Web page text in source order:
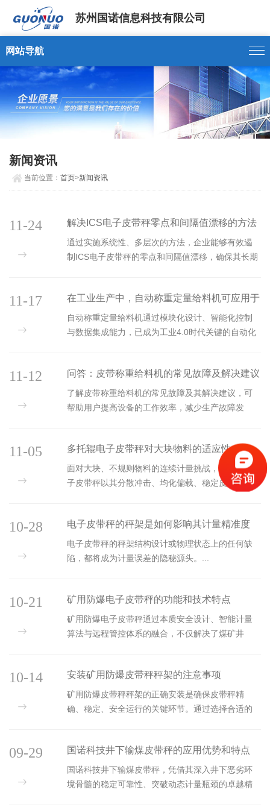
苏州国诺信息科技有限公司
网站导航
新闻资讯
当前位置：首页>新闻资讯
解决ICS电子皮带秤零点和间隔值漂移的方法
通过实施系统性、多层次的方法，企业能够有效遏
制ICS电子皮带秤的零点和间隔值漂移，确保其长期
11-24
在工业生产中，自动称重定量给料机可应用于
哪些系统方案中？
自动称重定量给料机通过模块化设计、智能化控制
与数据集成能力，已成为工业4.0时代关键的自动化
品质量，更推动了传统工业向数字化、网络化方向
转型升级。...
11-17
问答：皮带称重给料机的常见故障及解决建议
了解皮带称重给料机的常见故障及其解决建议，可
帮助用户提高设备的工作效率，减少生产故障发
11-12
多托辊电子皮带秤对大块物料的适应性
面对大块、不规则物料的连续计量挑战，多托辊电
子皮带秤以其分散冲击、均化偏载、稳定皮带、消
11-05
电子皮带秤的秤架是如何影响其计量精准度
的？
电子皮带秤的秤架结构设计或物理状态上的任何缺
陷，都将成为计量误差的隐秘源头。...
10-28
矿用防爆电子皮带秤的功能和技术特点
矿用防爆电子皮带秤通过本质安全设计、智能计量
算法与远程管控体系的融合，不仅解决了煤矿井
进。...
10-21
安装矿用防爆皮带秤秤架的注意事项
矿用防爆皮带秤秤架的正确安装是确保皮带秤精
确、稳定、安全运行的关键环节。通过选择合适的
并进行定期检查与维护，可以有效提高皮带秤的工
作效率和计量精度。...
10-14
国诺科技井下输煤皮带秤的应用优势和特点
国诺科技井下输煤皮带秤，凭借其深入井下恶劣环
境骨髓的稳定可靠性、突破动态计量瓶颈的卓越精
09-29